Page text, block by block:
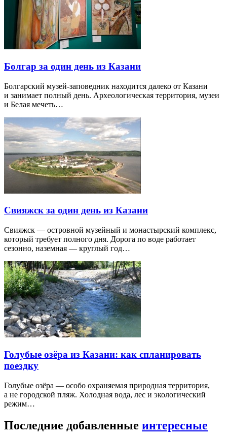
Болгар за один день из Казани
Болгарский музей-заповедник находится далеко от Казани
и занимает полный день. Археологическая территория, музеи
и Белая мечеть…
Свияжск за один день из Казани
Свияжск — островной музейный и монастырский комплекс,
который требует полного дня. Дорога по воде работает
сезонно, наземная — круглый год…
Голубые озёра из Казани: как спланировать
поездку
Голубые озёра — особо охраняемая природная территория,
а не городской пляж. Холодная вода, лес и экологический
режим…
Последние добавленные интересные